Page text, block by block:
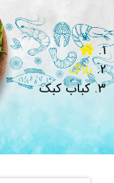
بلاگ
کباب کبک